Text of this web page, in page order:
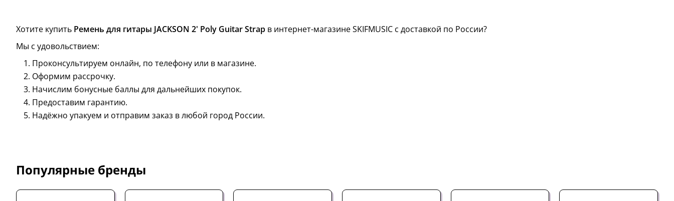
Хотите купить Ремень для гитары JACKSON 2' Poly Guitar Strap в интернет-магазине SKIFMUSIC с доставкой по России?
Мы с удовольствием:
Проконсультируем онлайн, по телефону или в магазине.
Оформим рассрочку.
Начислим бонусные баллы для дальнейших покупок.
Предоставим гарантию.
Надёжно упакуем и отправим заказ в любой город России.
Популярные бренды